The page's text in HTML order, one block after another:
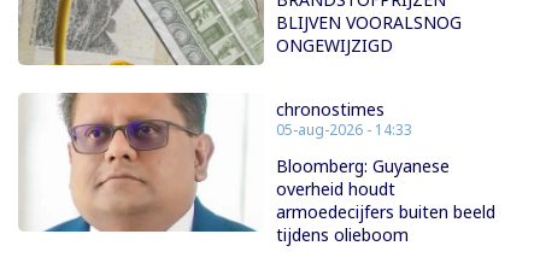
BLIJVEN VOORALSNOG
ONGEWIJZIGD
chronostimes
05-aug-2026 - 14:33
Bloomberg: Guyanese
overheid houdt
armoedecijfers buiten beeld
tijdens olieboom